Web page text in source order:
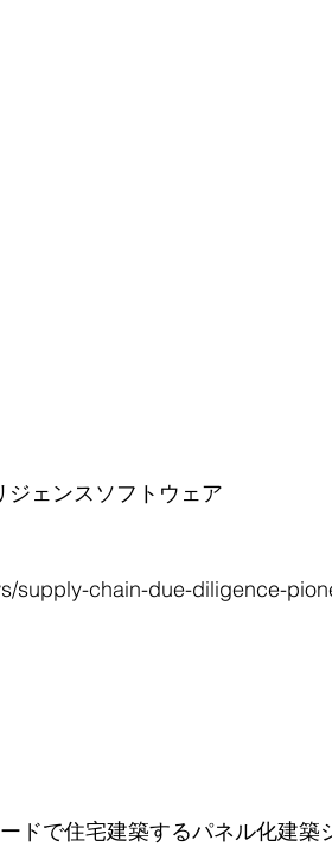
ェンスソフトウェア
supply-chain-due-diligence-
ドで住宅建築するパネル化建築